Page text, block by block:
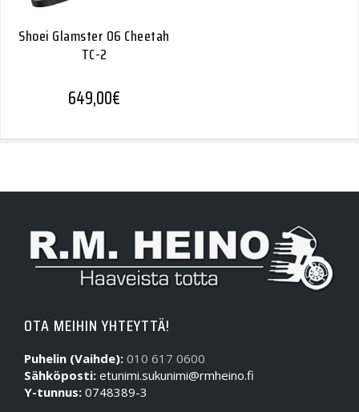
Shoei Glamster 06 Cheetah
TC-2
649,00€
OTA MEIHIN YHTEYTTÄ!
Puhelin (Vaihde): 010 617 0600
Sähköposti: etunimi.sukunimi@rmheino.fi
Y-tunnus: 0748389-3